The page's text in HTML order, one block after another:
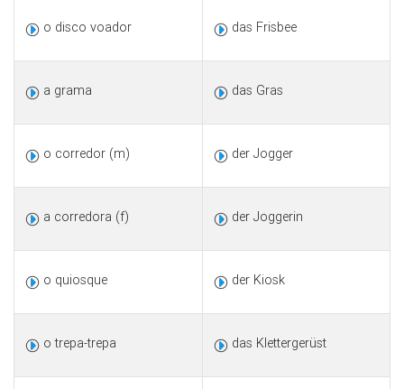
o disco voador das Frisbee
a grama das Gras
o corredor (m) der Jogger
a corredora (f) der Joggerin
o quiosque der Kiosk
o trepa-trepa das Klettergerüst